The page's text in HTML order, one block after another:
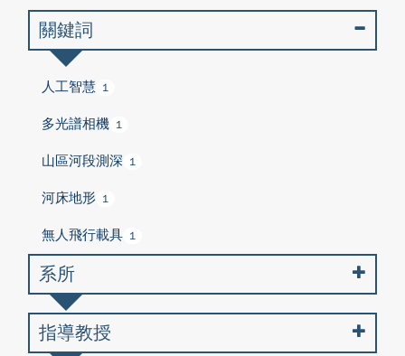
關鍵詞
人工智慧 1
多光譜相機 1
山區河段測深 1
河床地形 1
無人飛行載具 1
系所
指導教授